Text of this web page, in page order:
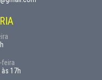
feira
às 17h